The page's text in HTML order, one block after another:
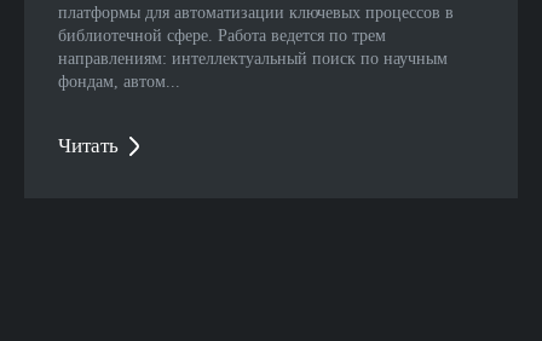
платформы для автоматизации ключевых процессов в
библиотечной сфере. Работа ведется по трем
направлениям: интеллектуальный поиск по научным
фондам, автом...
Читать